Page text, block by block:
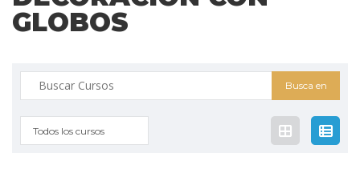
GLOBOS
Buscar:
Todos los cursos